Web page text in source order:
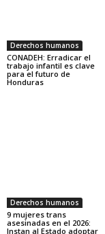
Derechos humanos
CONADEH: Erradicar el
trabajo infantil es clave
para el futuro de
Honduras
Derechos humanos
9 mujeres trans
asesinadas en el 2026:
Instan al Estado adoptar